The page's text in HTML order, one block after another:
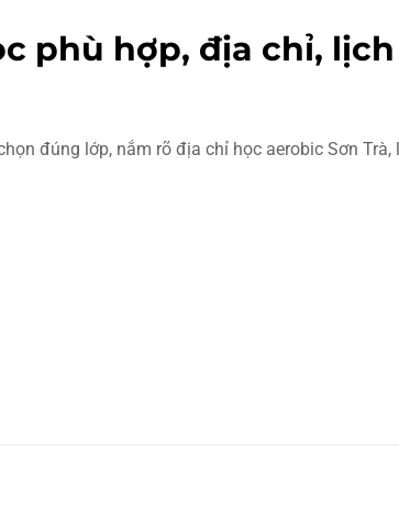
phù hợp, địa chỉ,
đúng lớp, nắm rõ địa chỉ học aerobic Sơn Trà,